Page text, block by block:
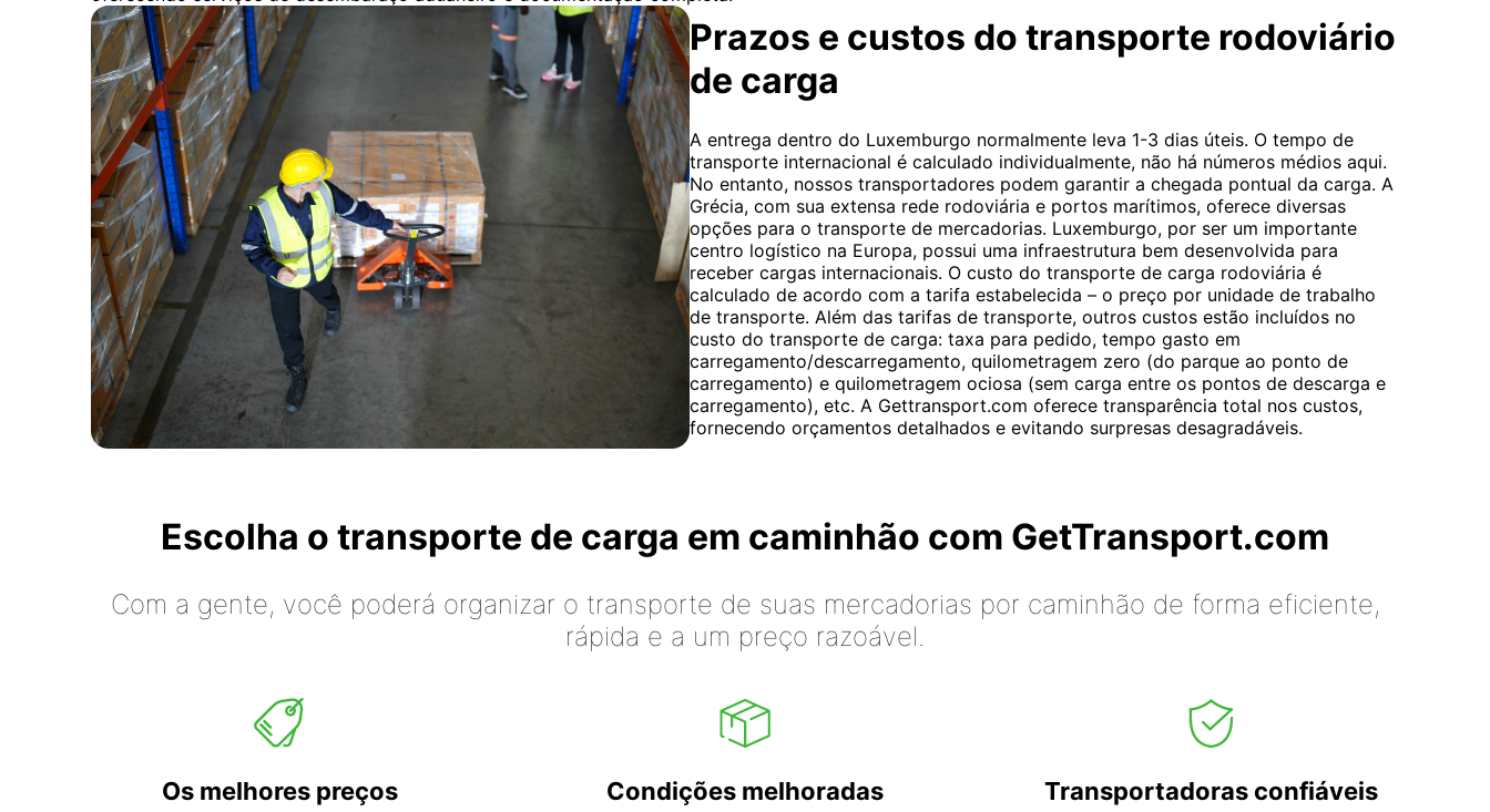
Prazos e custos do transporte rodoviário
de carga
A entrega dentro do Luxemburgo normalmente leva 1-3 dias úteis. O tempo de
transporte internacional é calculado individualmente, não há números médios aqui.
No entanto, nossos transportadores podem garantir a chegada pontual da carga. A
Grécia, com sua extensa rede rodoviária e portos marítimos, oferece diversas
opções para o transporte de mercadorias. Luxemburgo, por ser um importante
centro logístico na Europa, possui uma infraestrutura bem desenvolvida para
receber cargas internacionais. O custo do transporte de carga rodoviária é
calculado de acordo com a tarifa estabelecida – o preço por unidade de trabalho
de transporte. Além das tarifas de transporte, outros custos estão incluídos no
custo do transporte de carga: taxa para pedido, tempo gasto em
carregamento/descarregamento, quilometragem zero (do parque ao ponto de
carregamento) e quilometragem ociosa (sem carga entre os pontos de descarga e
carregamento), etc. A Gettransport.com oferece transparência total nos custos,
fornecendo orçamentos detalhados e evitando surpresas desagradáveis.
Escolha o transporte de carga em caminhão com GetTransport.com
Com a gente, você poderá organizar o transporte de suas mercadorias por caminhão de forma eficiente,
rápida e a um preço razoável.
Os melhores preços Condições melhoradas Transportadoras confiáveis